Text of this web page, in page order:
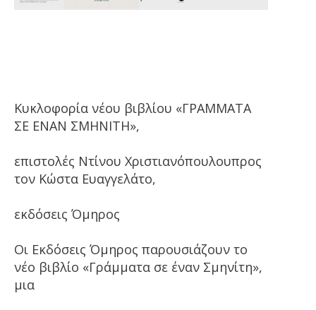
Κυκλοφορία νέου βιβλίου «ΓΡΑΜΜΑΤΑ
ΣΕ ΕΝΑΝ ΣΜΗΝΙΤΗ»,
επιστολές Ντίνου Χριστιανόπουλουπρος
τον Κώστα Ευαγγελάτο,
εκδόσεις Όμηρος
Οι Εκδόσεις Όμηρος παρουσιάζουν το
νέο βιβλίο «Γράμματα σε έναν Σμηνίτη»,
μια